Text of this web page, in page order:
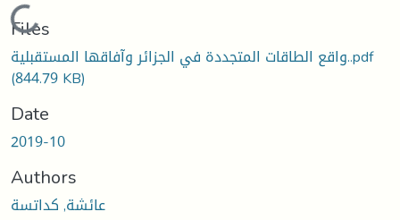
Loading...
Files
واقع الطاقات المتجددة في الجزائر وآفاقها المستقبلية..pdf
(844.79 KB)
Date
2019-10
Authors
عائشة, كداتسة